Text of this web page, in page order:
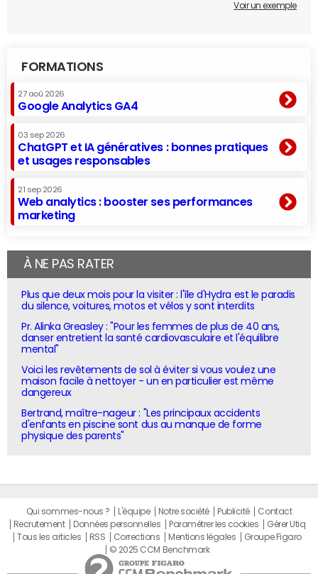
Voir un exemple
FORMATIONS
27 aoû 2026
Google Analytics GA4
03 sep 2026
ChatGPT et IA génératives : bonnes pratiques
et usages responsables
21 sep 2026
Web analytics : booster ses performances
marketing
À NE PAS RATER
Plus que deux mois pour la visiter : l'île d'Hydra est le paradis
du silence, voitures, motos et vélos y sont interdits
Pr. Alinka Greasley : "Pour les femmes de plus de 40 ans,
danser entretient la santé cardiovasculaire et l'équilibre
mental"
Voici les revêtements de sol à éviter si vous voulez une
maison facile à nettoyer - un en particulier est même
dangereux
Bertrand, maître-nageur : "Les principaux accidents
d'enfants en piscine sont dus au manque de forme
physique des parents"
Qui sommes-nous ? L'équipe Notre société Publicité
Contact
Recrutement
Données personnelles Paramétrer les cookies
Gérer Utiq
Tous les articles
RSS Corrections Mentions légales
Groupe Figaro
© 2025 CCM Benchmark